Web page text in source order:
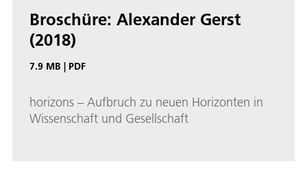
Broschüre: Alexander Gerst
(2018)
7.9 MB PDF
horizons – Aufbruch zu neuen Horizonten in
Wissenschaft und Gesellschaft